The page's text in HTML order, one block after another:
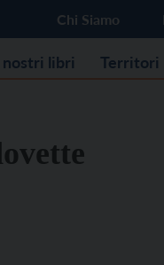
Chi Siamo
nostri libri Territori